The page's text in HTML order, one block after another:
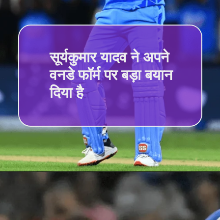
सूर्यकुमार यादव ने अपने
वनडे फॉर्म पर बड़ा बयान
दिया है